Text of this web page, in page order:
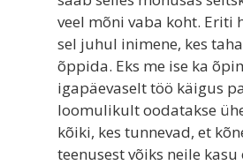
veel mõni vaba koht. Eriti
sel juhul inimene, kes
õppida. Eks me ise ka
igapäevaselt töö käigus
loomulikult oodatakse
kõiki, kes tunnevad, et
teenusest võiks neile kasu